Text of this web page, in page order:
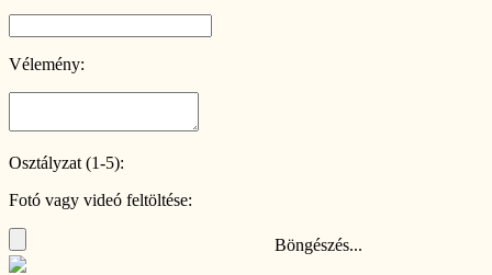
Vélemény:
Osztályzat (1-5):
Fotó vagy videó feltöltése:
Böngészés...